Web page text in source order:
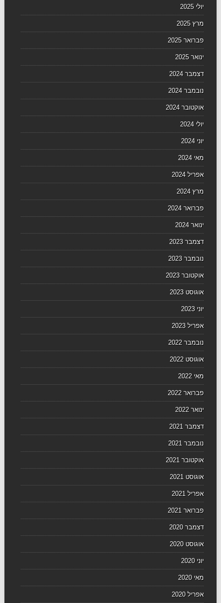
יולי 2025
מרץ 2025
פברואר 2025
ינואר 2025
דצמבר 2024
נובמבר 2024
אוקטובר 2024
יולי 2024
יוני 2024
מאי 2024
אפריל 2024
מרץ 2024
פברואר 2024
ינואר 2024
דצמבר 2023
נובמבר 2023
אוקטובר 2023
אוגוסט 2023
יוני 2023
אפריל 2023
נובמבר 2022
אוגוסט 2022
מאי 2022
פברואר 2022
ינואר 2022
דצמבר 2021
נובמבר 2021
אוקטובר 2021
אוגוסט 2021
אפריל 2021
פברואר 2021
דצמבר 2020
אוגוסט 2020
יוני 2020
מאי 2020
אפריל 2020